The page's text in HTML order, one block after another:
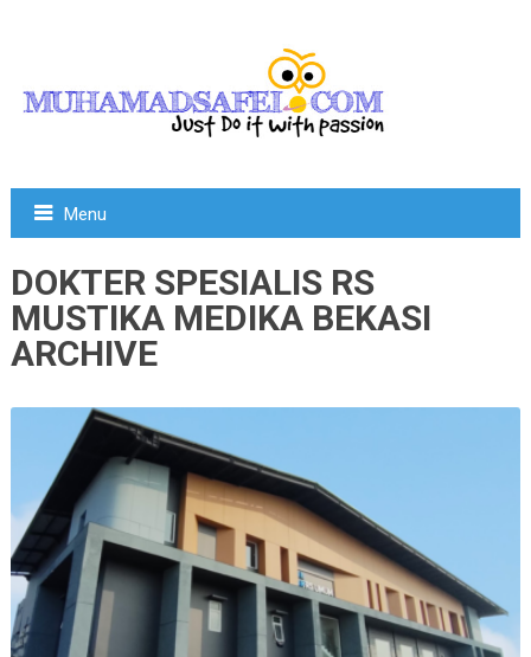
Menu
DOKTER SPESIALIS RS
MUSTIKA MEDIKA BEKASI
ARCHIVE